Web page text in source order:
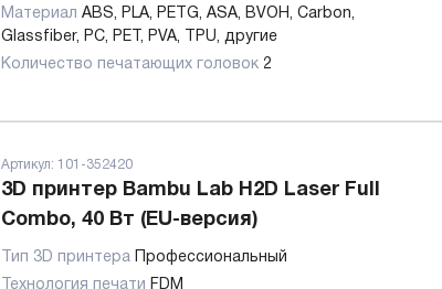
Материал ABS, PLA, PETG, ASA, BVOH, Carbon,
Glassfiber, PC, PET, PVA, TPU, другие
Количество печатающих головок 2
Артикул: 101-352420
3D принтер Bambu Lab H2D Laser Full
Combo, 40 Вт (EU-версия)
Тип 3D принтера
Профессиональный
Технология печати FDM